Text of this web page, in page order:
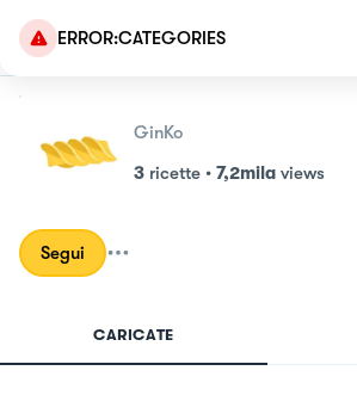
ERROR:CATEGORIES
GinKo
3 ricette • 7,2mila views
Segui
CARICATE